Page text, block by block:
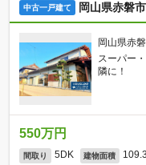
中古一戸建て 岡山県赤磐
岡山県赤
スーパー
隣に！
550万円
間取り 5DK 建物面積